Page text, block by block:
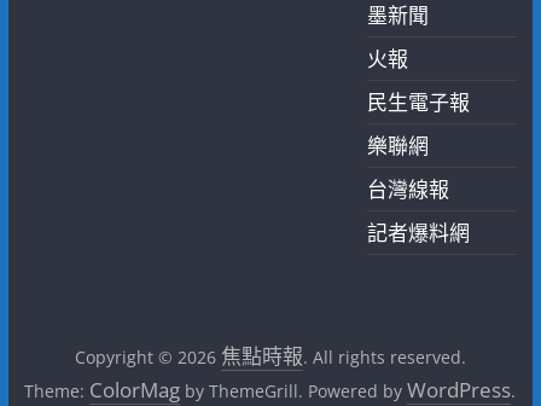
墨新聞
火報
民生電子報
樂聯網
台灣線報
記者爆料網
Copyright © 2026 焦點時報. All rights reserved.
Theme: ColorMag by ThemeGrill. Powered byWordPress.